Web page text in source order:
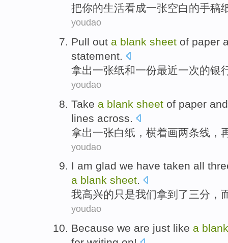
把你的生活看成一张空白的手稿
youdao
Pull out a blank sheet of paper
statement.
拿出一张纸和一份最近一次的银
youdao
Take a blank sheet of paper
lines across.
拿出一张白纸，横着画两条线 ，
youdao
I am glad we have taken all
a blank sheet.
我高兴的只是我们拿到 了三分 ，
youdao
Because we are just like a blank